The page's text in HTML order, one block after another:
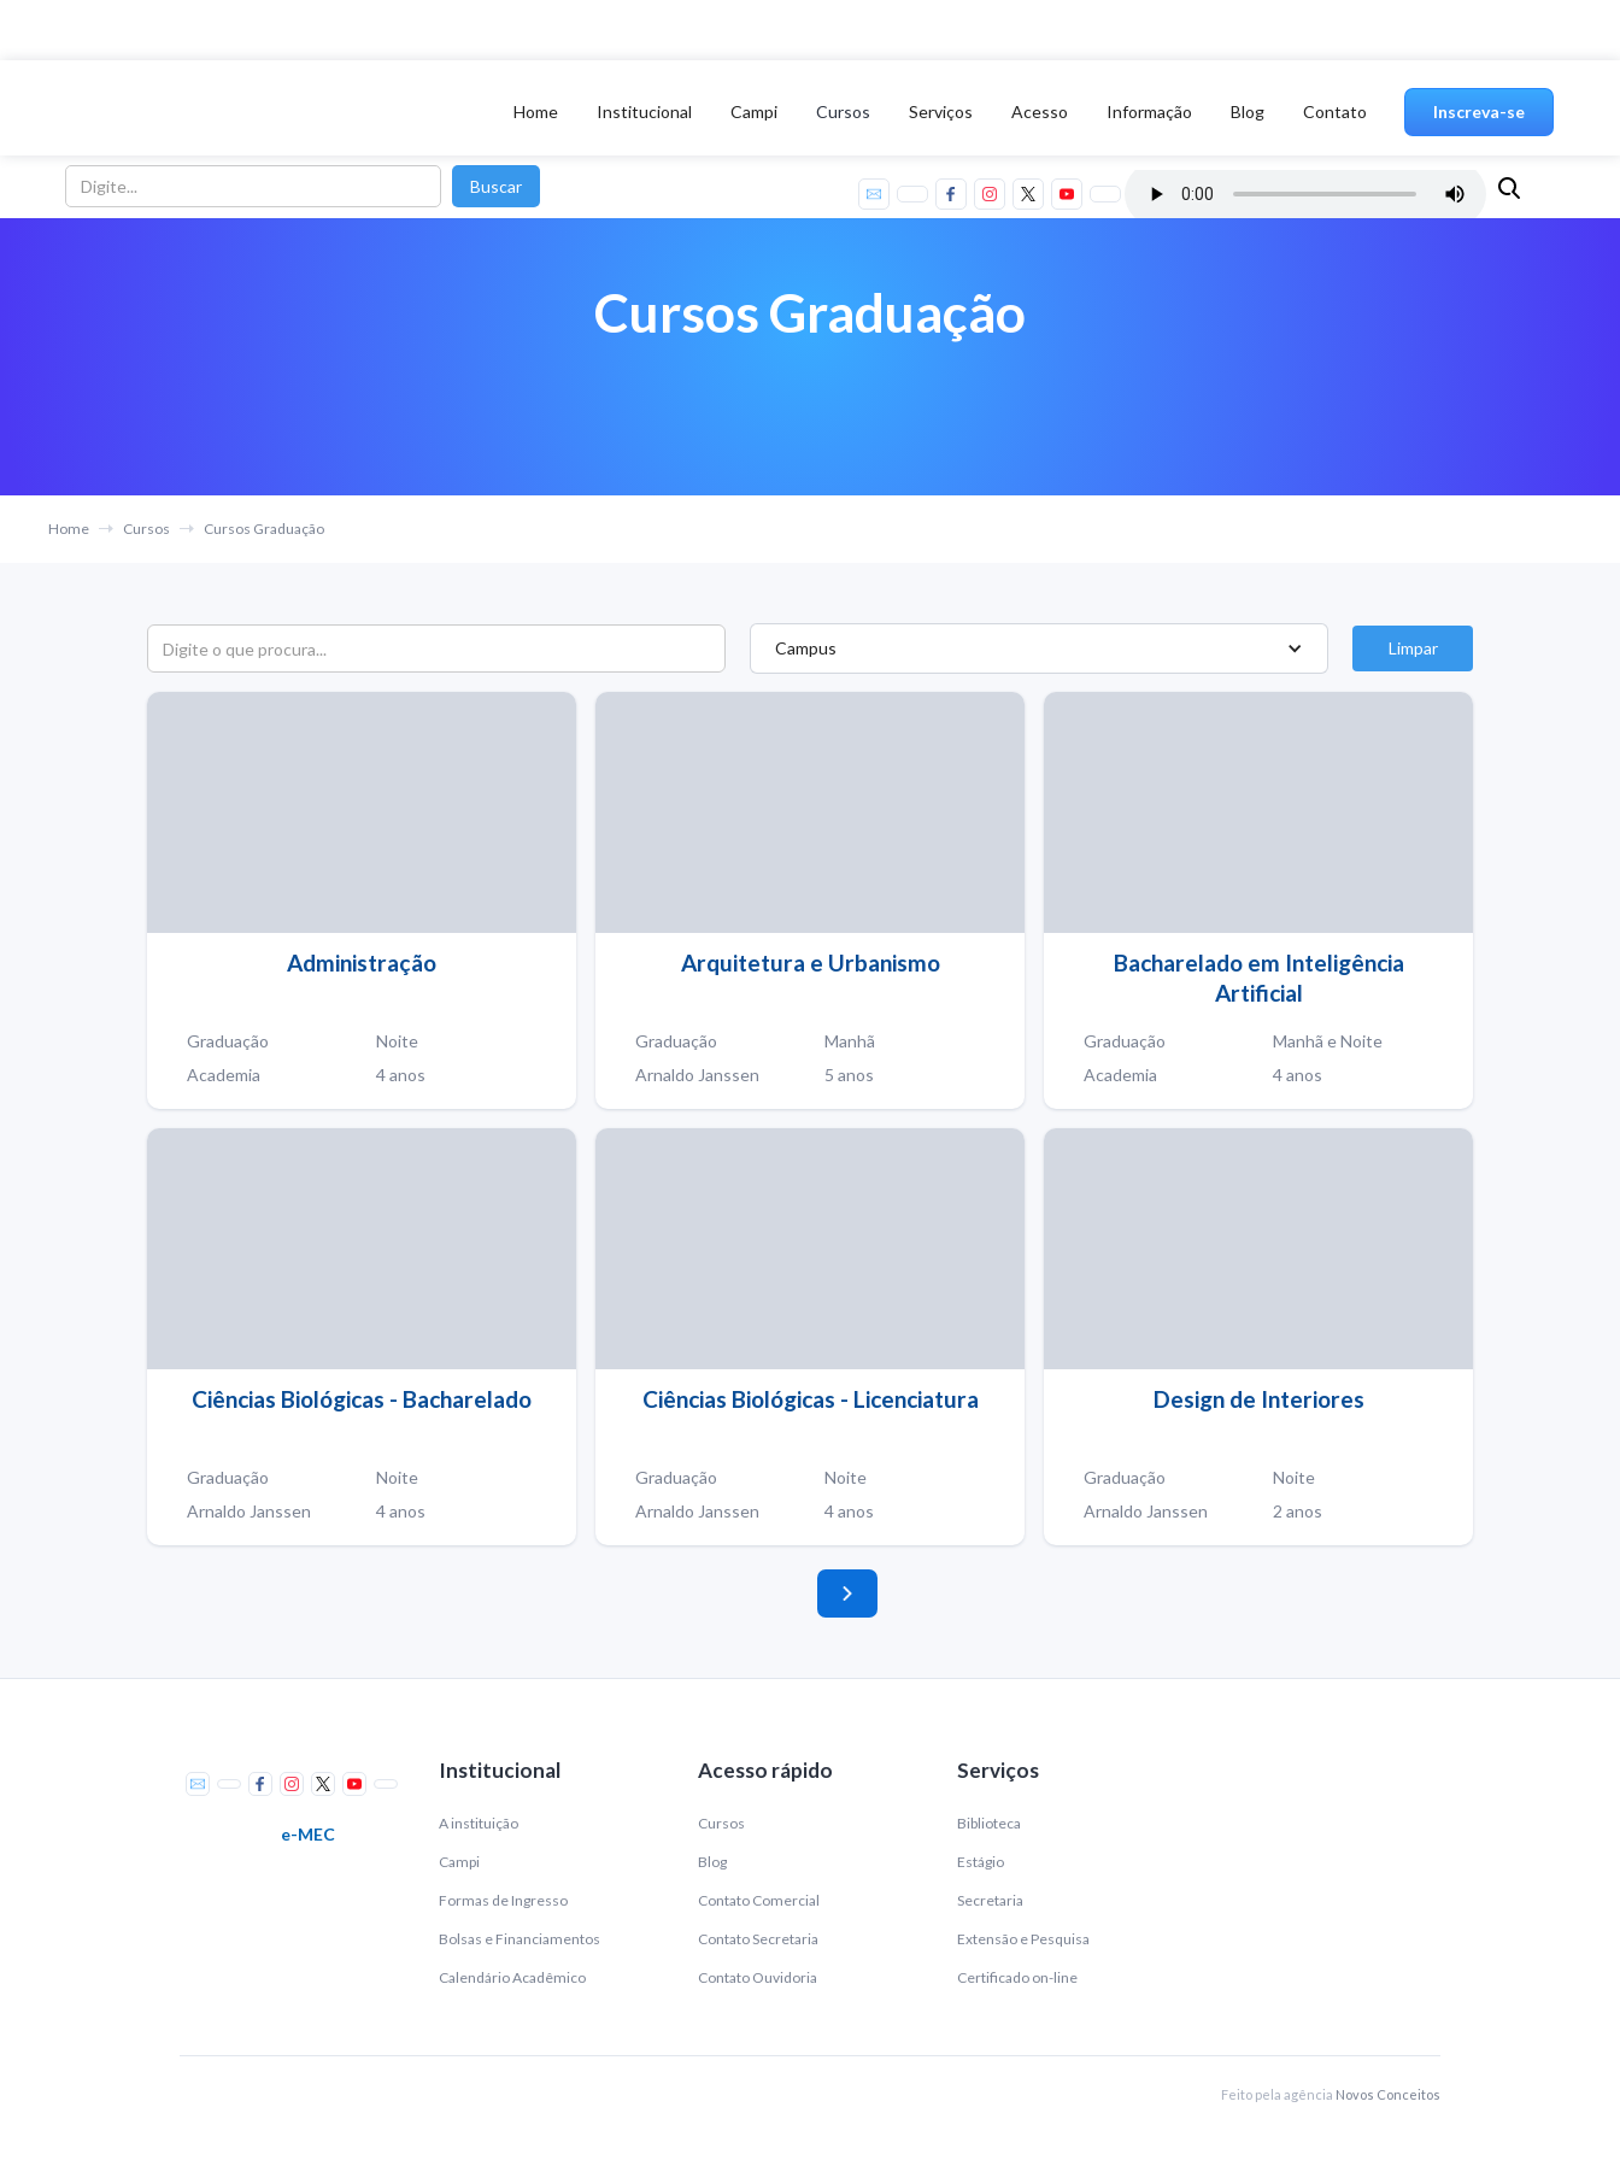
Home Institucional Campi Cursos Serviços Acesso Informação Blog Contato Inscreva-se
Cursos Graduação
Home Cursos Cursos Graduação
Campus Limpar
Administração
Graduação
Noite
Academia
4 anos
Arquitetura e Urbanismo
Graduação
Manhã
Arnaldo Janssen
5 anos
Bacharelado em Inteligência
Artificial
Graduação
Manhã e Noite
Academia
4 anos
Ciências Biológicas - Bacharelado
Graduação
Noite
Arnaldo Janssen
4 anos
Ciências Biológicas - Licenciatura
Graduação
Noite
Arnaldo Janssen
4 anos
Design de Interiores
Graduação
Noite
Arnaldo Janssen
2 anos
e-MEC
Institucional
A instituição
Campi
Formas de Ingresso
Bolsas e Financiamentos
Calendário Acadêmico
Acesso rápido
Cursos
Blog
Contato Comercial
Contato Secretaria
Contato Ouvidoria
Serviços
Biblioteca
Estágio
Secretaria
Extensão e Pesquisa
Certificado on-line
Feito pela agência Novos Conceitos